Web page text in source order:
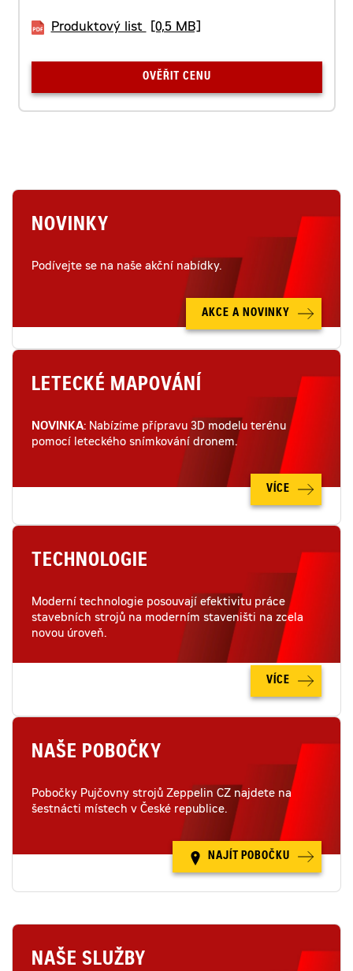
Produktový list [0,5 MB]
OVĚŘIT CENU
NOVINKY
Podívejte se na naše akční nabídky.
AKCE A NOVINKY
LETECKÉ MAPOVÁNÍ
NOVINKA: Nabízíme přípravu 3D modelu terénu
pomocí leteckého snímkování dronem.
VÍCE
TECHNOLOGIE
Moderní technologie posouvají efektivitu práce
stavebních strojů na moderním staveništi na zcela
novou úroveň.
VÍCE
NAŠE POBOČKY
Pobočky Pujčovny strojů Zeppelin CZ najdete na
šestnácti místech v České republice.
NAJÍT POBOČKU
NAŠE SLUŽBY